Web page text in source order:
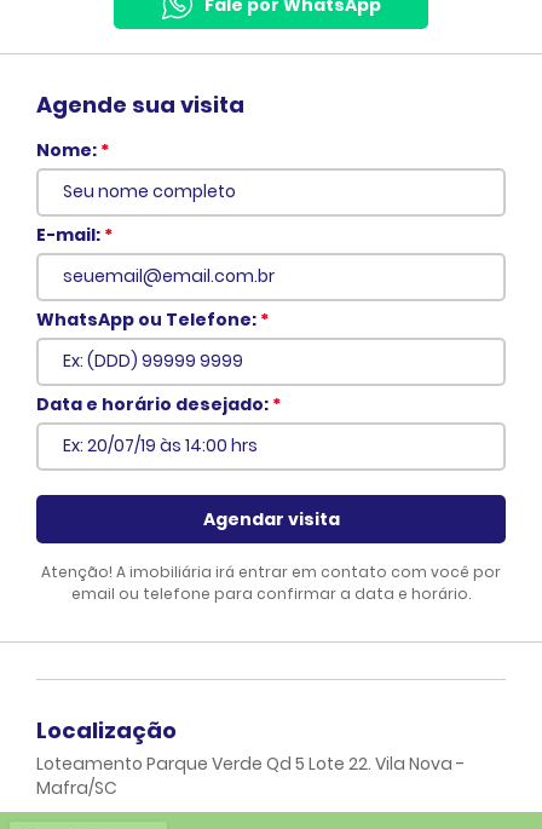
Agende sua visita
Nome: *
E-mail: *
WhatsApp ou Telefone: *
Data e horário desejado: *
Agendar visita
Atenção! A imobiliária irá entrar em contato com você por
email ou telefone para confirmar a data e horário.
Voltar
Localização
Loteamento Parque Verde Qd 5 Lote 22. Vila Nova -
Mafra/SC